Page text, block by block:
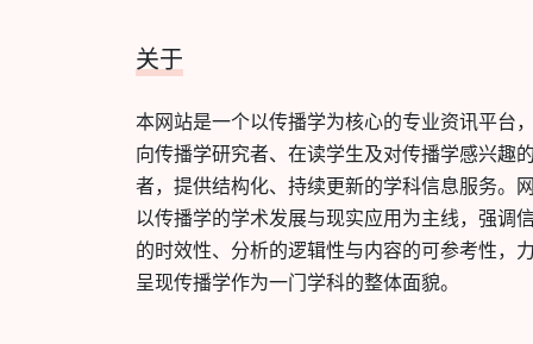
关于
本网站是一个以传播学为核心的专业资讯平台
向传播学研究者、在读学生及对传播学感兴趣
者，提供结构化、持续更新的学科信息服务。
以传播学的学术发展与现实应用为主线，强调
的时效性、分析的逻辑性与内容的可参考性，
呈现传播学作为一门学科的整体面貌。